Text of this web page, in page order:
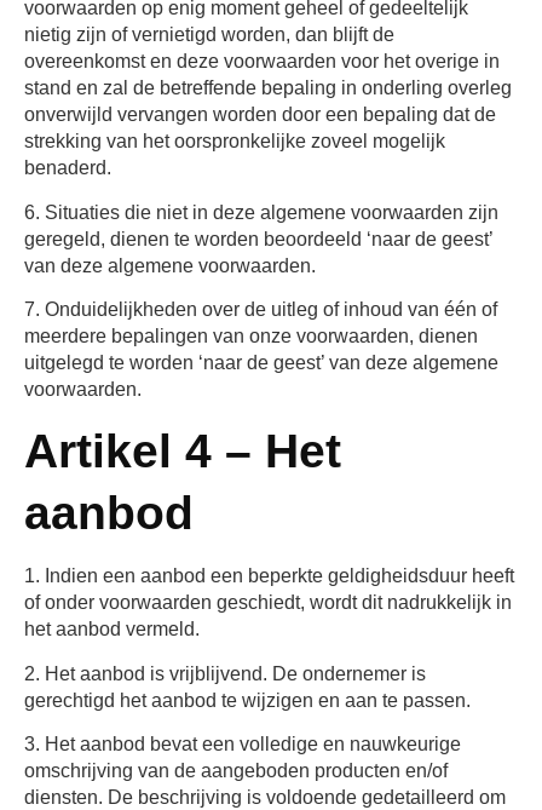
voorwaarden op enig moment geheel of gedeeltelijk
nietig zijn of vernietigd worden, dan blijft de
overeenkomst en deze voorwaarden voor het overige in
stand en zal de betreffende bepaling in onderling overleg
onverwijld vervangen worden door een bepaling dat de
strekking van het oorspronkelijke zoveel mogelijk
benaderd.
6. Situaties die niet in deze algemene voorwaarden zijn
geregeld, dienen te worden beoordeeld ‘naar de geest’
van deze algemene voorwaarden.
7. Onduidelijkheden over de uitleg of inhoud van één of
meerdere bepalingen van onze voorwaarden, dienen
uitgelegd te worden ‘naar de geest’ van deze algemene
voorwaarden.
Artikel 4 – Het
aanbod
1. Indien een aanbod een beperkte geldigheidsduur heeft
of onder voorwaarden geschiedt, wordt dit nadrukkelijk in
het aanbod vermeld.
2. Het aanbod is vrijblijvend. De ondernemer is
gerechtigd het aanbod te wijzigen en aan te passen.
3. Het aanbod bevat een volledige en nauwkeurige
omschrijving van de aangeboden producten en/of
diensten. De beschrijving is voldoende gedetailleerd om